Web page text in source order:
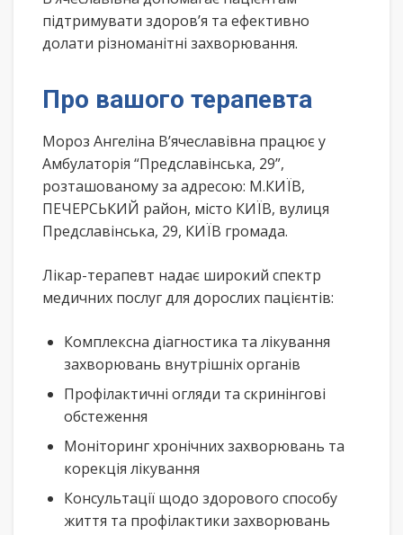
підтримувати здоров’я та ефективно
долати різноманітні захворювання.
Про вашого терапевта
Мороз Ангеліна В’ячеславівна працює у
Амбулаторія “Предславінська, 29”,
розташованому за адресою: М.КИЇВ,
ПЕЧЕРСЬКИЙ район, місто КИЇВ, вулиця
Предславінська, 29, КИЇВ громада.
Лікар-терапевт надає широкий спектр
медичних послуг для дорослих пацієнтів:
Комплексна діагностика та лікування
захворювань внутрішніх органів
Профілактичні огляди та скринінгові
обстеження
Моніторинг хронічних захворювань та
корекція лікування
Консультації щодо здорового способу
життя та профілактики захворювань